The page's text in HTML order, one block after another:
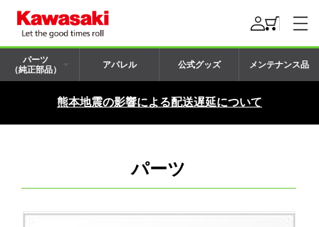
パーツ
（純正部品）
アパレル 公式グッズ メンテナンス品
熊本地震の影響による配送遅延について
パーツ